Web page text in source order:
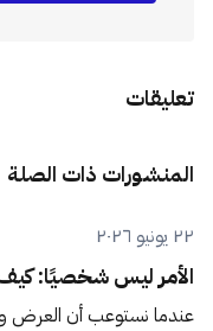
تعليقات
المنشورات ذات الصلة
٢٢ يونيو ٢٠٢٦
الأمر ليس شخصيًا:
عندما نستوعب أن